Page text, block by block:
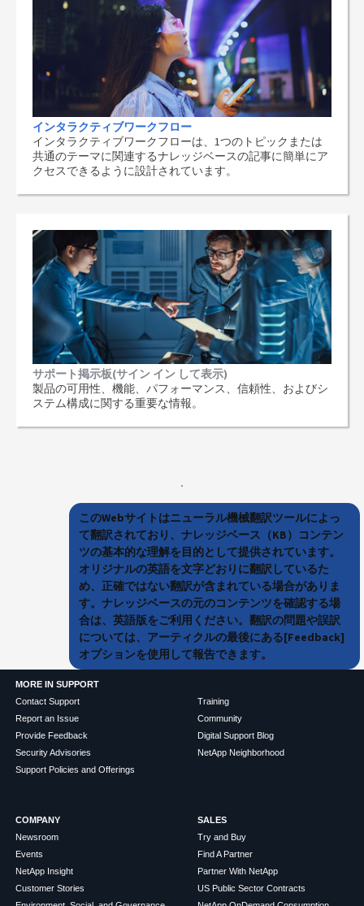
インタラクティブワークフロー
インタラクティブワークフローは、1つのトピックまたは
共通のテーマに関連するナレッジベースの記事に簡単にア
クセスできるように設計されています。
サポート掲示板(サイン イン して表示)
製品の可用性、機能、パフォーマンス、信頼性、およびシ
ステム構成に関する重要な情報。
このWebサイトはニューラル機械翻訳ツールによっ
て翻訳されており、ナレッジベース（KB）コンテン
ツの基本的な理解を目的として提供されています。
オリジナルの英語を文字どおりに翻訳しているた
め、正確ではない翻訳が含まれている場合がありま
す。ナレッジベースの元のコンテンツを確認する場
合は、英語版をご利用ください。翻訳の問題や誤訳
については、アーティクルの最後にある[Feedback]
オプションを使用して報告できます。
MORE IN SUPPORT
Contact Support
Report an Issue
Provide Feedback
Security Advisories
Support Policies and Offerings
Training
Community
Digital Support Blog
NetApp Neighborhood
COMPANY
Newsroom
Events
NetApp Insight
Customer Stories
SALES
Try and Buy
Find A Partner
Partner With NetApp
US Public Sector Contracts